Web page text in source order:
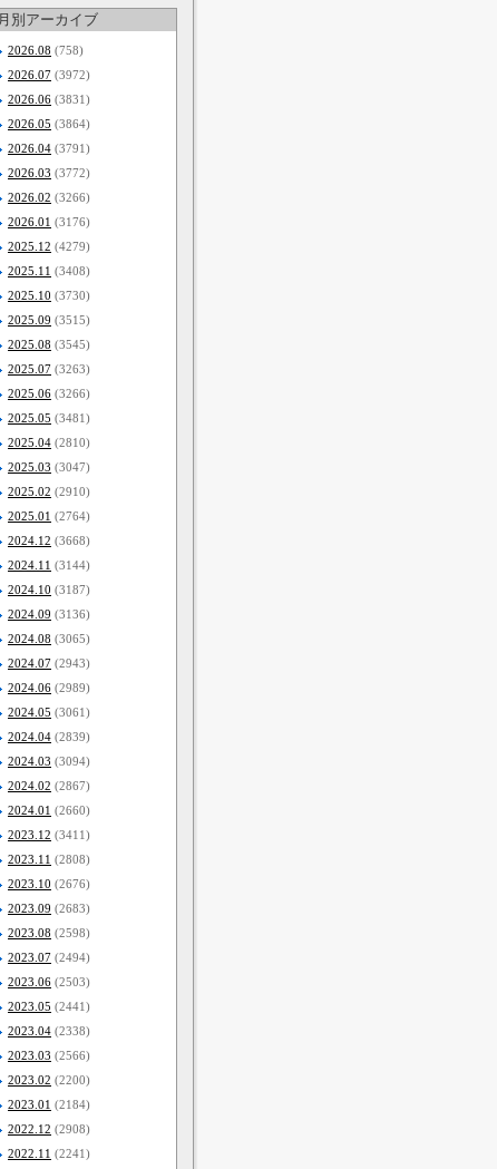
月別アーカイブ
2026.08 (758)
2026.07 (3972)
2026.06 (3831)
2026.05 (3864)
2026.04 (3791)
2026.03 (3772)
2026.02 (3266)
2026.01 (3176)
2025.12 (4279)
2025.11 (3408)
2025.10 (3730)
2025.09 (3515)
2025.08 (3545)
2025.07 (3263)
2025.06 (3266)
2025.05 (3481)
2025.04 (2810)
2025.03 (3047)
2025.02 (2910)
2025.01 (2764)
2024.12 (3668)
2024.11 (3144)
2024.10 (3187)
2024.09 (3136)
2024.08 (3065)
2024.07 (2943)
2024.06 (2989)
2024.05 (3061)
2024.04 (2839)
2024.03 (3094)
2024.02 (2867)
2024.01 (2660)
2023.12 (3411)
2023.11 (2808)
2023.10 (2676)
2023.09 (2683)
2023.08 (2598)
2023.07 (2494)
2023.06 (2503)
2023.05 (2441)
2023.04 (2338)
2023.03 (2566)
2023.02 (2200)
2023.01 (2184)
2022.12 (2908)
2022.11 (2241)